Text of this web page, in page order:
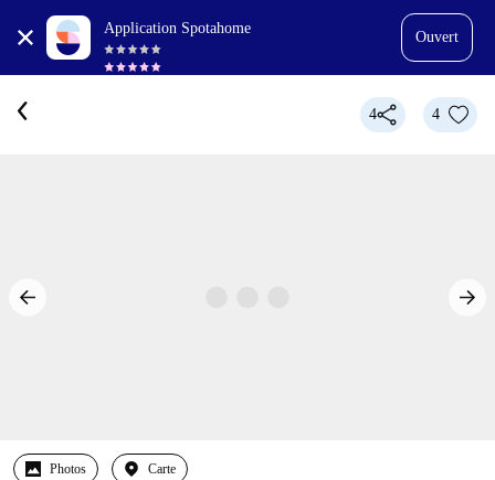
Application Spotahome
Ouvert
4 4
Photos Carte